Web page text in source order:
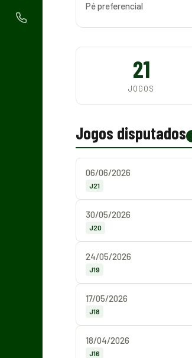
Pé preferencial
21
JOGOS
Jogos disputados
06/06/2026
J21
30/05/2026
J20
24/05/2026
J19
17/05/2026
J18
18/04/2026
J16